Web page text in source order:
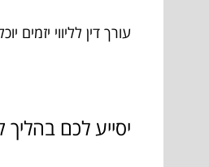
עורך דין לליווי
יסייע לכם